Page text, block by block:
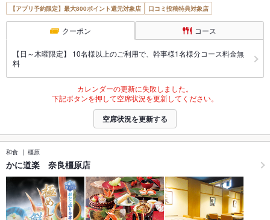
【アプリ予約限定】最大800ポイント還元対象店 口コミ投稿特典対象店
クーポン コース
【日～木曜限定】 10名様以上のご利用で、幹事様1名様分コース料金無
料
カレンダーの更新に失敗しました。
下記ボタンを押して空席状況を更新してください。
空席状況を更新する
和食 橿原
かに道楽 奈良橿原店